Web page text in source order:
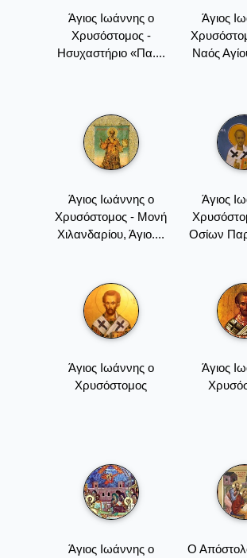
Άγιος Ιωάννης ο
Χρυσόστομος -
Ησυχαστήριο «Πα....
Άγιος
Ναός
Άγιος Ιωάννης ο
Χρυσόστομος - Mονή
Xιλανδαρίου, Άγιο....
Άγιος
Οσίων
Άγιος Ιωάννης ο
Χρυσόστομος
Άγιος
Άγιος Ιωάννης ο
Ο